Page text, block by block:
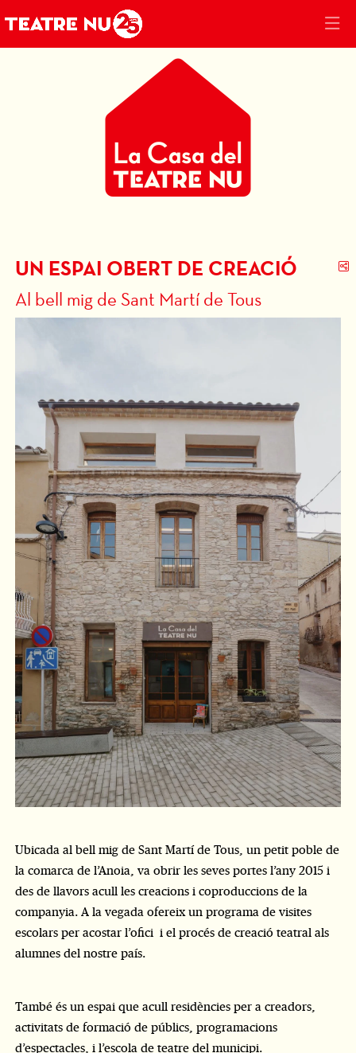
és un carrusel automàtic. Usa les fletxes del teclat o el
UN ESPAI OBERT DE CREACIÓ
Al bell mig de Sant Martí de Tous
Ubicada al bell mig de Sant Martí de Tous, un petit poble de
la comarca de l’Anoia, va obrir les seves portes l’any 2015 i
des de llavors acull les creacions i coproduccions de la
companyia. A la vegada ofereix un programa de visites
escolars per acostar l’ofici i el procés de creació teatral als
alumnes del nostre país.
També és un espai que acull residències per a creadors,
activitats de formació de públics, programacions
d’espectacles, i l’escola de teatre del municipi.